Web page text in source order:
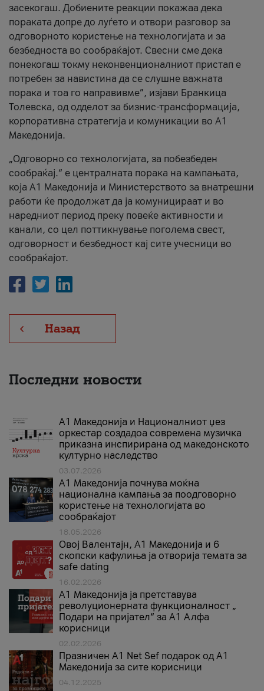
засекогаш. Добиените реакции покажаа дека
пораката допре до луѓето и отвори разговор за
одговорното користење на технологијата и за
безбедноста во сообраќајот. Свесни сме дека
понекогаш токму неконвенционалниот пристап е
потребен за навистина да се слушне важната
порака и тоа го направивме”, изјави Бранкица
Толевска, од одделот за бизнис-трансформација,
корпоративна стратегија и комуникации во А1
Македонија.
„Одговорно со технологијата, за побезбеден
сообраќај.“ е централната порака на кампањата,
која A1 Македонија и Министерството за внатрешни
работи ќе продолжат да ја комуницираат и во
наредниот период преку повеќе активности и
канали, со цел поттикнување поголема свест,
одговорност и безбедност кај сите учесници во
сообраќајот.
Назад
Последни новости
А1 Македонија и Националниот џез
оркестар создадоа современа музичка
приказна инспирирана од македонското
културно наследство
03.07.2026
A1 Македонија почнува моќна
национална кампања за поодговорно
користење на технологијата во
сообраќајот
18.05.2026
Овој Валентајн, A1 Македонија и 6
скопски кафулиња ја отворија темата за
safe dating
16.02.2026
А1 Македонија ја претставува
револуционерната функционалност „
Подари на пријател“ за А1 Алфа
корисници
02.02.2026
Празничен A1 Net Sеf подарок од А1
Македонија за сите корисници
04.12.2025